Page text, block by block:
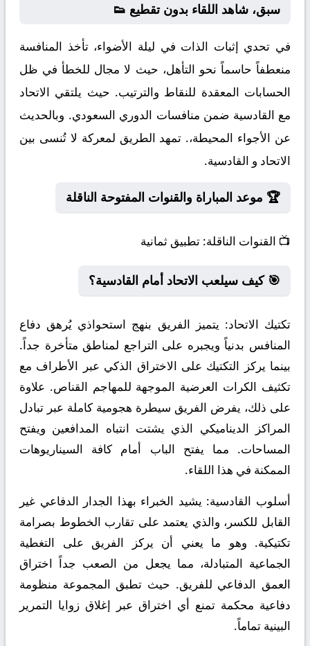
سبق، شاهد اللقاء بدون تقطيع 👟
في تحدي إثبات الذات في ليلة الأضواء، تأخذ المنافسة
منعطفاً حاسماً نحو التأهل، حيث لا مجال للخطأ في ظل
الحسابات المعقدة للنقاط والترتيب. حيث يلتقي الاتحاد
مع القادسية ضمن منافسات الدوري السعودي. وبالحديث
عن الأجواء المحيطة،. تمهد الطريق لمعركة لا تُنسى بين
الاتحاد و القادسية.
🏆 موعد المباراة والقنوات المفتوحة الناقلة
📺 القنوات الناقلة: تطبيق ثمانية
🎯 كيف سيلعب الاتحاد أمام القادسية؟
تكتيك الاتحاد: يتميز الفريق بنهج استحواذي يُرهق دفاع
المنافس بدنياً ويجبره على التراجع لمناطق متأخرة جداً.
بينما يركز التكتيك على الاختراق الذكي عبر الأطراف مع
تكثيف الكرات العرضية الموجهة للمهاجم القناص. علاوة
على ذلك، يفرض الفريق سيطرة هجومية كاملة عبر تبادل
المراكز الديناميكي الذي يشتت انتباه المدافعين ويفتح
المساحات. مما يفتح الباب أمام كافة السيناريوهات
الممكنة في هذا اللقاء.
أسلوب القادسية: يشيد الخبراء بهذا الجدار الدفاعي غير
القابل للكسر، والذي يعتمد على تقارب الخطوط بصرامة
تكتيكية. وهو ما يعني أن يركز الفريق على التغطية
الجماعية المتبادلة، مما يجعل من الصعب جداً اختراق
العمق الدفاعي للفريق. حيث تطبق المجموعة منظومة
دفاعية محكمة تمنع أي اختراق عبر إغلاق زوايا التمرير
البينية تماماً.